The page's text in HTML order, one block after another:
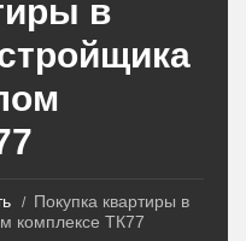
в
Покупка квартиры в
комплексе ТК77